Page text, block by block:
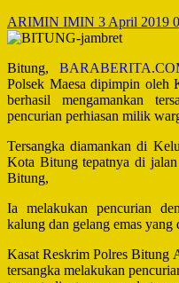
ARIMIN IMIN 3 April 2019 0
Bitung,
Polsek Maesa dipimpin oleh
berhasil mengamankan
pencurian perhiasan milik
Tersangka diamankan di
Kota Bitung tepatnya di jalan
Bitung,
Ia melakukan pencurian
kalung dan gelang emas yang
Kasat Reskrim Polres Bitung
tersangka melakukan